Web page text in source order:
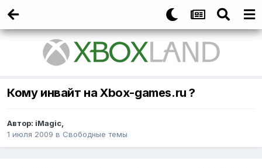
Кому инвайт на Xbox-games.ru ?
Автор: iMagic,
1 июля 2009 в Свободные темы